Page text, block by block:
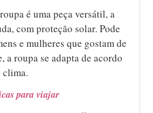
é uma peça versátil, a
com proteção solar. Pode
e mulheres que gostam de
a roupa se adapta de acordo
clima.
para viajar